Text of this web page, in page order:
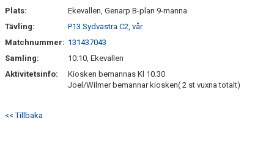
KONTAKT
Plats:
Ekevallen, Genarp B-plan 9-manna
Tävling:
P13 Sydvästra C2, vår
Matchnummer: 131437043
Samling:
10:10, Ekevallen
Aktivitetsinfo:
Kiosken bemannas Kl 10.30
Joel/Wilmer bemannar kiosken( 2 st vuxna totalt)
<< Tillbaka